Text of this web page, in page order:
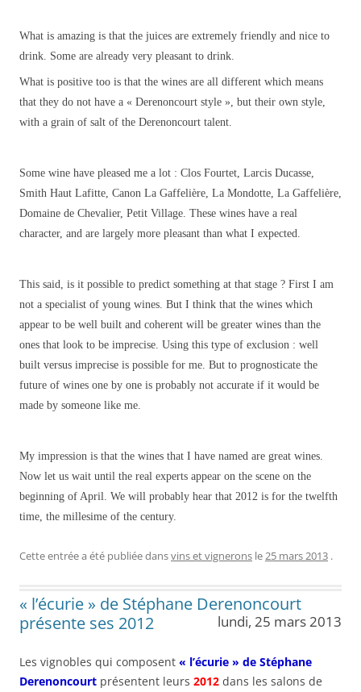
What is amazing is that the juices are extremely friendly and nice to
drink. Some are already very pleasant to drink.
What is positive too is that the wines are all different which means
that they do not have a « Derenoncourt style », but their own style,
with a grain of salt of the Derenoncourt talent.
Some wine have pleased me a lot : Clos Fourtet, Larcis Ducasse,
Smith Haut Lafitte, Canon La Gaffelière, La Mondotte, La Gaffelière,
Domaine de Chevalier, Petit Village. These wines have a real
character, and are largely more pleasant than what I expected.
This said, is it possible to predict something at that stage ? First I am
not a specialist of young wines. But I think that the wines which
appear to be well built and coherent will be greater wines than the
ones that look to be imprecise. Using this type of exclusion : well
built versus imprecise is possible for me. But to prognosticate the
future of wines one by one is probably not accurate if it would be
made by someone like me.
My impression is that the wines that I have named are great wines.
Now let us wait until the real experts appear on the scene on the
beginning of April. We will probably hear that 2012 is for the twelfth
time, the millesime of the century.
Cette entrée a été publiée dansvins et vignerons le25 mars 2013 .
« l’écurie » de Stéphane Derenoncourt
présente ses 2012
lundi, 25 mars 2013
Les vignobles qui composent « l’écurie » de Stéphane
Derenoncourt présentent leurs 2012 dans les salons de